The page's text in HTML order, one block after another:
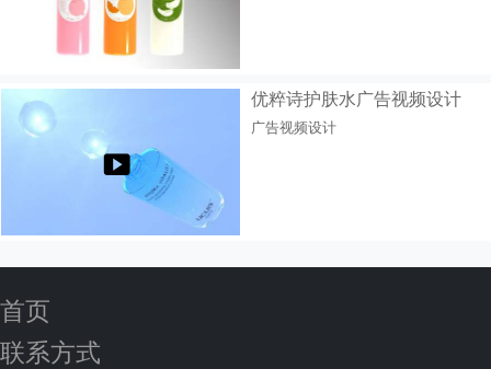
优粹诗护肤水广告视频设计
广告视频设计
首页
联系方式